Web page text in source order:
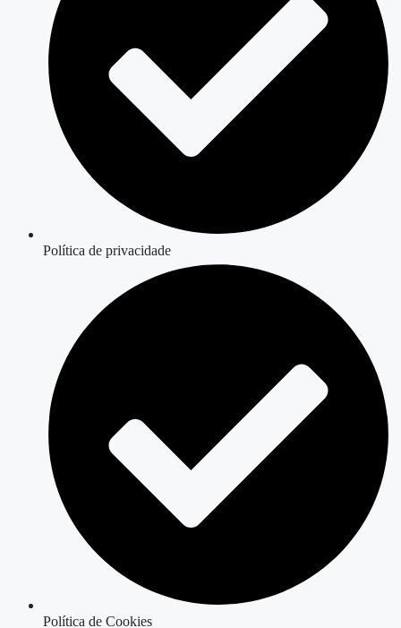
Política de privacidade
Política de Cookies